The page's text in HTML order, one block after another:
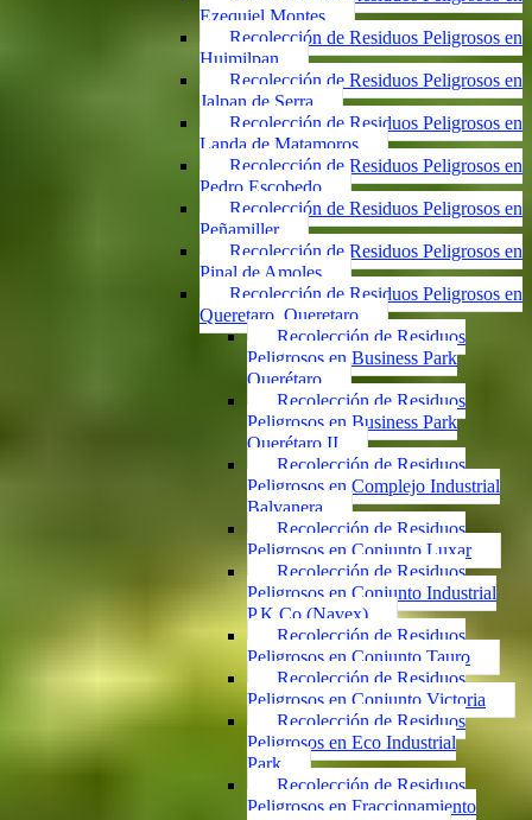
Ezequiel Montes
Recolección de Residuos Peligrosos en
Huimilpan
Recolección de Residuos Peligrosos en
Jalpan de Serra
Recolección de Residuos Peligrosos en
Landa de Matamoros
Recolección de Residuos Peligrosos en
Pedro Escobedo
Recolección de Residuos Peligrosos en
Peñamiller
Recolección de Residuos Peligrosos en
Pinal de Amoles
Recolección de Residuos Peligrosos en
Queretaro, Queretaro
Recolección de Residuos
Peligrosos en Business Park
Querétaro
Recolección de Residuos
Peligrosos en Business Park
Querétaro II
Recolección de Residuos
Peligrosos en Complejo Industrial
Balvanera
Recolección de Residuos
Peligrosos en Conjunto Luxar
Recolección de Residuos
Peligrosos en Conjunto Industrial
P.K.Co (Navex)
Recolección de Residuos
Peligrosos en Conjunto Tauro
Recolección de Residuos
Peligrosos en Conjunto Victoria
Recolección de Residuos
Peligrosos en Eco Industrial
Park
Recolección de Residuos
Peligrosos en Fraccionamiento